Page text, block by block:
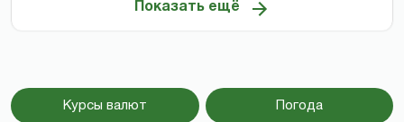
Показать ещё
Курсы валют Погода